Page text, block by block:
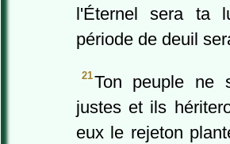
l'Éternel sera ta
période de deuil
21Ton peuple ne
justes et ils
eux le rejeton